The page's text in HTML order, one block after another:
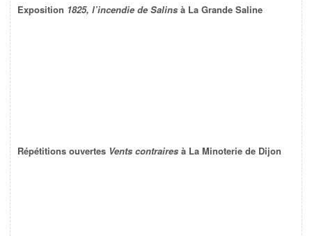
Exposition 1825, l’incendie de Salins à La Grande Saline
Répétitions ouvertes Vents contraires à La Minoterie de Dijon